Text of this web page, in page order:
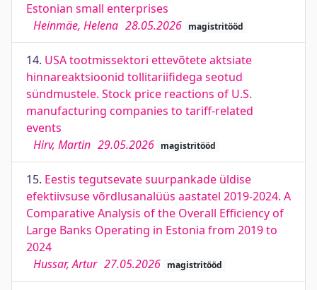
Estonian small enterprises
Heinmäe, Helena 28.05.2026 magistritööd
14. USA tootmissektori ettevõtete aktsiate
hinnareaktsioonid tollitariifidega seotud
sündmustele. Stock price reactions of U.S.
manufacturing companies to tariff-related
events
Hirv, Martin 29.05.2026 magistritööd
15. Eestis tegutsevate suurpankade üldise
efektiivsuse võrdlusanalüüs aastatel 2019-2024. A
Comparative Analysis of the Overall Efficiency of
Large Banks Operating in Estonia from 2019 to
2024
Hussar, Artur 27.05.2026 magistritööd